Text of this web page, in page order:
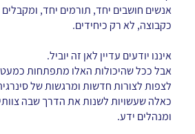
כקבוצה, לא רק כיחידים.
איננו יודעים עדיין לאן זה יוביל.
אבל ככל שהיכולות האלו מתפתחות
לצפות לצורות חדשות ומרגשות של
כאלה שעשויות לשנות את הדרך שבה
ומנהלים ידע.